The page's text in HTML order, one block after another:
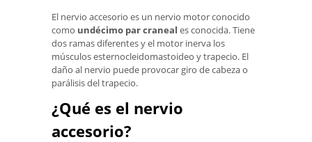
El nervio accesorio es un nervio motor conocido
como undécimo par craneal es conocida. Tiene
dos ramas diferentes y el motor inerva los
músculos esternocleidomastoideo y trapecio. El
daño al nervio puede provocar giro de cabeza o
parálisis del trapecio.
¿Qué es el nervio
accesorio?